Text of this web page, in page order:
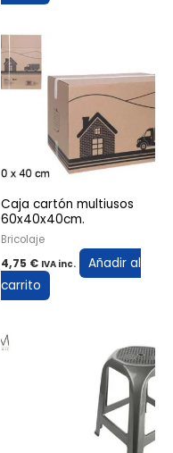
Caja cartón multiusos
60x40x40cm.
Bricolaje
4,75 € IVA inc.
Añadir al
carrito